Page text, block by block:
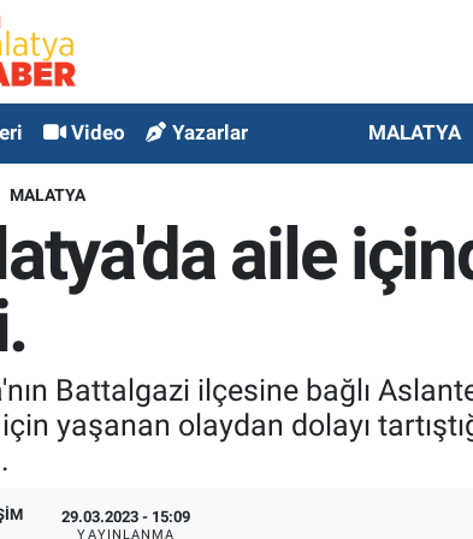
Video Yazarlar MALATYA
MALATYA
aile
Battalgazi ilçesine bağlı
yaşanan olaydan dolayı
29.03.2023 - 15:09
YAYINLANMA
Haritası
ve Fikstür